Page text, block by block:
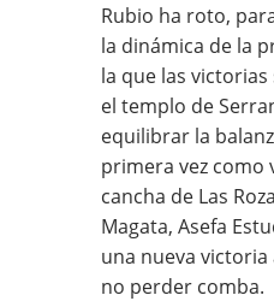
Rubio ha roto,
la dinámica de la
la que las
el templo de
equilibrar la
primera vez como
cancha de Las
Magata, Asefa
una nueva
no perder comba.